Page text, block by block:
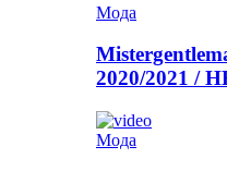
Мода
2020/2021
Мода